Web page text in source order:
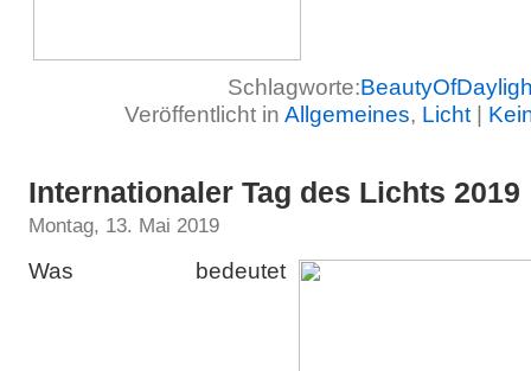
Schlagworte:
Veröffentlicht in Allgemeines, Licht|
Internationaler Tag des Lichts 2019
Montag, 13. Mai 2019
Was bedeutet